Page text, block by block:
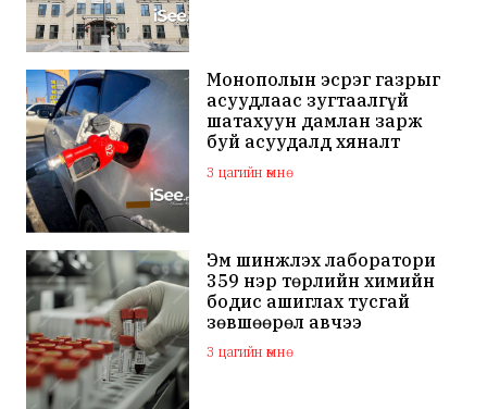
Монополын эсрэг газрыг
асуудлаас зугтаалгүй
шатахуун дамлан зарж
буй асуудалд хяналт
тавихыг үүрэгджээ
3 цагийн өмнө
Эм шинжлэх лаборатори
359 нэр төрлийн химийн
бодис ашиглах тусгай
зөвшөөрөл авчээ
3 цагийн өмнө